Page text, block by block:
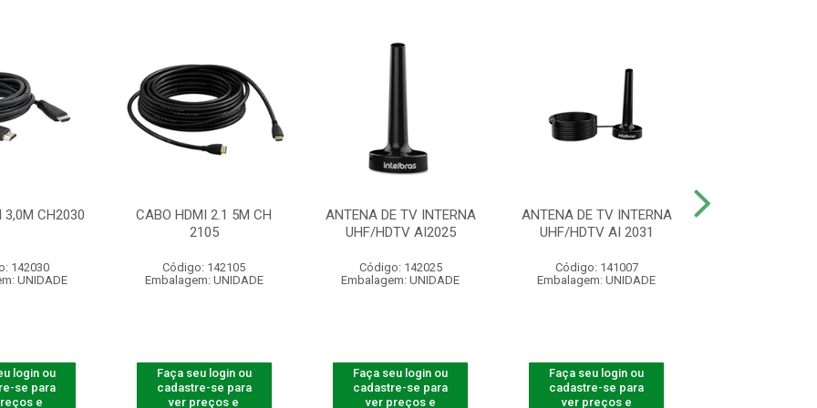
3,0M CH2030
142030
UNIDADE
login ou
se para
e
CABO HDMI 2.1 5M CH
2105
Código: 142105
Embalagem: UNIDADE
Faça seu login ou
cadastre-se para
ver preços e
ANTENA DE TV INTERNA
UHF/HDTV AI2025
Código: 142025
Embalagem: UNIDADE
Faça seu login ou
cadastre-se para
ver preços e
ANTENA DE TV INTERNA
UHF/HDTV AI 2031
Código: 141007
Embalagem: UNIDADE
Faça seu login ou
cadastre-se para
ver preços e